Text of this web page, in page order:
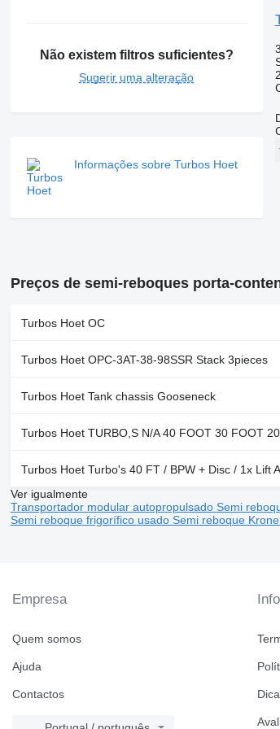
Não existem filtros suficientes?
Sugerir uma alteração
Informações sobre Turbos Hoet
Preços de semi-reboques porta-
Turbos Hoet OC
Turbos Hoet OPC-3AT-38-98SSR Stack 3pieces
Turbos Hoet Tank chassis Gooseneck
Turbos Hoet TURBO,S N/A 40 FOOT 30 FOOT
Turbos Hoet Turbo's 40 FT / BPW + Disc / 1x Lift
Ver igualmente
Transportador modular autopropulsado Semi
Semi reboque frigorífico usado Semi reboque
Empresa
Quem somos
Ajuda
Contactos